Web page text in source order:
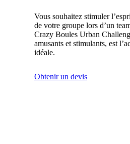
Vous souhaitez stimuler
de votre groupe lors d’un
Crazy Boules Urban
amusants et stimulants, est
idéale.
Obtenir un devis